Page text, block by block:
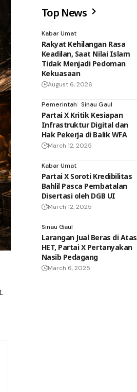
Top News
Kabar Umat
Rakyat Kehilangan Rasa
Keadilan, Saat Nilai Islam
Tidak Menjadi Pedoman
Kekuasaan
August 6, 2026
Pemerintah Sinau Gaul
Partai X Kritik Kesiapan
Infrastruktur Digital dan
Hak Pekerja di Balik WFA
March 12, 2025
Kabar Umat
Partai X Soroti Kredibilitas
Bahlil Pasca Pembatalan
Disertasi oleh DGB UI
March 12, 2025
Sinau Gaul
Larangan Jual Beras di Atas
HET, Partai X Pertanyakan
Nasib Pedagang
March 6, 2025